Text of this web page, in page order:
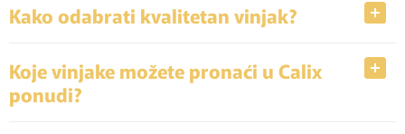
Kako odabrati kvalitetan vinjak?
Koje vinjake možete pronaći u Calix
ponudi?